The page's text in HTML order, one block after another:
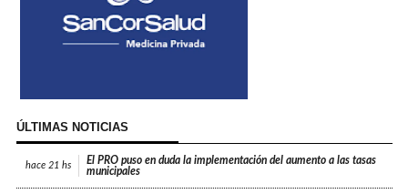
ÚLTIMAS NOTICIAS
hace 21 hs
El PRO puso en duda la implementación del aumento a las tasas
municipales